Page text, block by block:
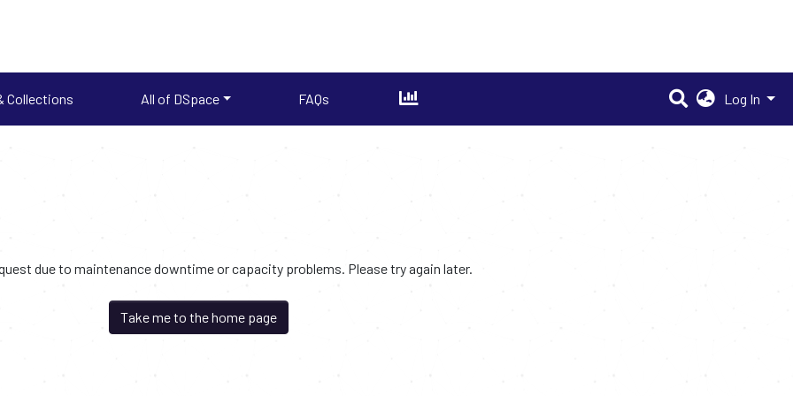
Collections All of DSpace FAQs Log In
due to maintenance downtime or capacity problems. Please try again later.
Take me to the home page